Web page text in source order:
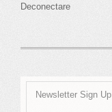
Deconectare
Newsletter Sign Up